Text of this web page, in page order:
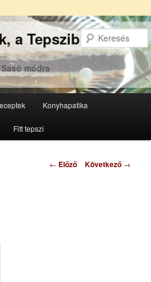
a Tepsziből
módra
Konyhapatika
Fitt tepszi
Bejegyzés
← Előző Következő →